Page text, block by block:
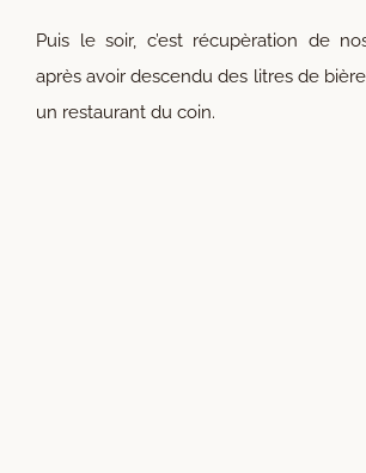
Puis le soir, c’est récupèration de
après avoir descendu des litres de
un restaurant du coin.